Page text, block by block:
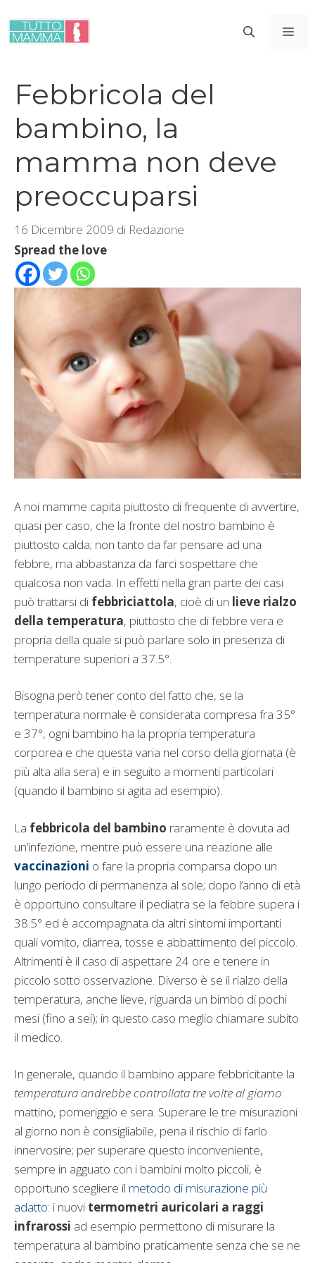
contenuto
Febbricola del
bambino, la
mamma non deve
preoccuparsi
16 Dicembre 2009 di Redazione
Spread the love
A noi mamme capita piuttosto di frequente di avvertire,
quasi per caso, che la fronte del nostro bambino è
piuttosto calda; non tanto da far pensare ad una
febbre, ma abbastanza da farci sospettare che
qualcosa non vada. In effetti nella gran parte dei casi
può trattarsi di febbriciattola, cioè di un lieve rialzo
della temperatura, piuttosto che di febbre vera e
propria della quale si può parlare solo in presenza di
temperature superiori a 37.5°.
Bisogna però tener conto del fatto che, se la
temperatura normale è considerata compresa fra 35°
e 37°, ogni bambino ha la propria temperatura
corporea e che questa varia nel corso della giornata (è
più alta alla sera) e in seguito a momenti particolari
(quando il bambino si agita ad esempio).
La febbricola del bambino raramente è dovuta ad
un’infezione, mentre può essere una reazione alle
vaccinazioni o fare la propria comparsa dopo un
lungo periodo di permanenza al sole; dopo l’anno di età
è opportuno consultare il pediatra se la febbre supera i
38.5° ed è accompagnata da altri sintomi importanti
quali vomito, diarrea, tosse e abbattimento del piccolo.
Altrimenti è il caso di aspettare 24 ore e tenere in
piccolo sotto osservazione. Diverso è se il rialzo della
temperatura, anche lieve, riguarda un bimbo di pochi
mesi (fino a sei); in questo caso meglio chiamare subito
il medico.
In generale, quando il bambino appare febbricitante la
temperatura andrebbe controllata tre volte al giorno:
mattino, pomeriggio e sera. Superare le tre misurazioni
al giorno non è consigliabile, pena il rischio di farlo
innervosire; per superare questo inconveniente,
sempre in agguato con i bambini molto piccoli, è
opportuno scegliere il metodo di misurazione più
adatto: i nuovi termometri auricolari a raggi
infrarossi ad esempio permettono di misurare la
temperatura al bambino praticamente senza che se ne